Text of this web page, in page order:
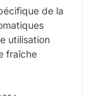
de la
utilisation
fraîche